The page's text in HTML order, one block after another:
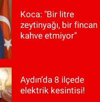
Koca: "Bir litre
zeytinyağı, bir fincan
kahve etmiyor"
Aydın’da 8 ilçede
elektrik kesintisi!